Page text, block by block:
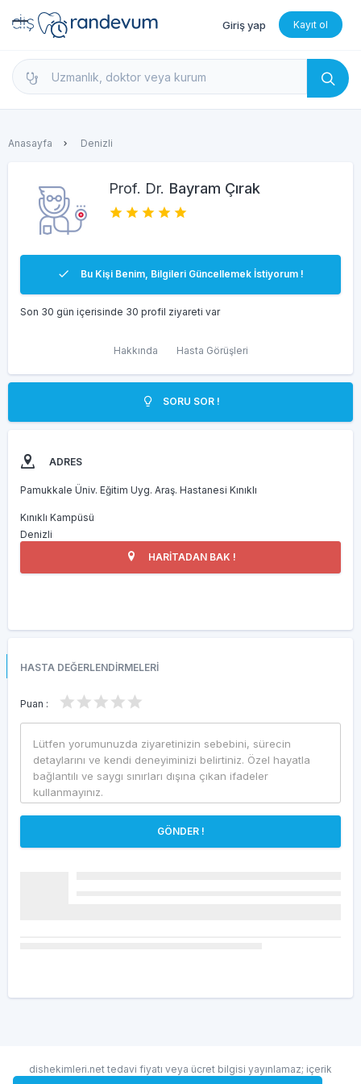
dishekimleri.net - Diş Hekimi Bul, Yorumları İncele
Giriş yap Kayıt ol
Anasayfa Denizli
Prof. Dr. Bayram Çırak
Bu Kişi Benim, Bilgileri Güncellemek İstiyorum !
Son 30 gün içerisinde 30 profil ziyareti var
Hakkında Hasta Görüşleri
SORU SOR !
ADRES
Pamukkale Üniv. Eğitim Uyg. Araş. Hastanesi Kınıklı
Kınıklı Kampüsü
Denizli
HARİTADAN BAK !
HASTA DEĞERLENDİRMELERİ
Puan :
GÖNDER !
dishekimleri.net tedavi fiyatı veya ücret bilgisi yayınlamaz; içerik